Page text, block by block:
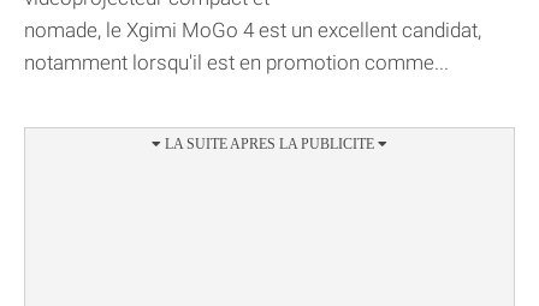
nomade, le Xgimi MoGo 4 est un excellent candidat,
notamment lorsqu'il est en promotion comme...